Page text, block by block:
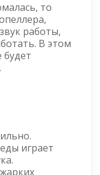
то
работы,
В этом
будет
играет